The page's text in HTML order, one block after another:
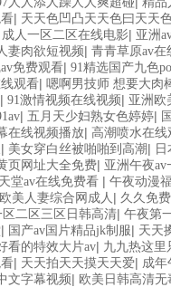
| 天天色凹凸天天色曰天天
成人一区二区在线电影| 亚洲
妻肉欲短视频| 青青草原av在
免费观看| 91精选国产九色
观看| 嗯啊男技师 想要大肉
| 91激情视频在线视频| 亚洲欧
| 五月天少妇熟女色婷婷|
在线视频播放| 高潮喷水在线
| 美女穿白丝被啪啪到高潮|
页网址大全免费| 亚洲午夜av
堂av在线免费看 | 午夜动漫
欧美人妻综合网成人 | 久久免
区二区三区日韩高清| 午夜第
| 国产av国片精品jk制服| 天天
看的特效大片av| 九九热这里
| 天天拍天天摸天天爱| 成年
文字幕视频| 欧美日韩高清无